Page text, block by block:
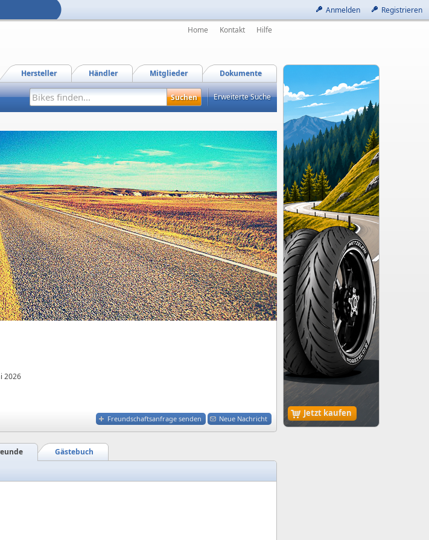
Anmelden Registrieren
Jetzt kaufen
Home Kontakt Hilfe
Dokumente
Mitglieder
Händler
Hersteller
Erweiterte Suche
2026
Freundschaftsanfrage senden Neue Nachricht
Gästebuch